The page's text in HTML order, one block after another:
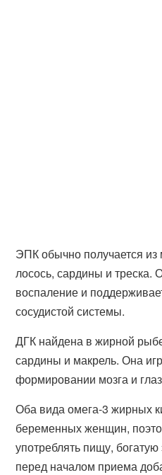
ЭПК обычно получается из
лосось, сардины и треска.
воспаление и
сосудистой системы.
ДГК найдена в жирной
сардины и макрель. Она
формировании мозга и
Оба вида омега-3 жирных
беременных женщин,
употреблять пищу,
перед началом приема